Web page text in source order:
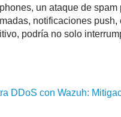
un ataque de
notificaciones
podría no solo
DDoS con Wazuh: